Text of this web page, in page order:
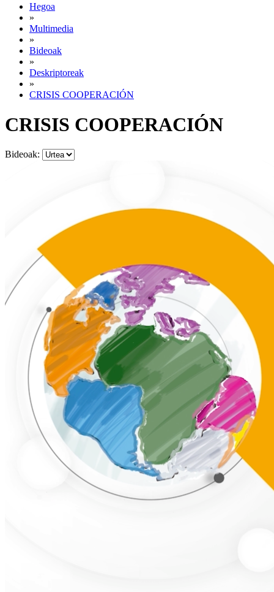
Hegoa
»
Multimedia
»
Bideoak
»
Deskriptoreak
»
CRISIS COOPERACIÓN
CRISIS COOPERACIÓN
Bideoak: